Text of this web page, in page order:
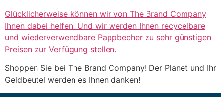
Glücklicherweise können wir von The Brand Company
Ihnen dabei helfen. Und wir werden Ihnen recycelbare
und wiederverwendbare Pappbecher zu sehr günstigen
Preisen zur Verfügung stellen.
Shoppen Sie bei The Brand Company! Der Planet und Ihr
Geldbeutel werden es Ihnen danken!